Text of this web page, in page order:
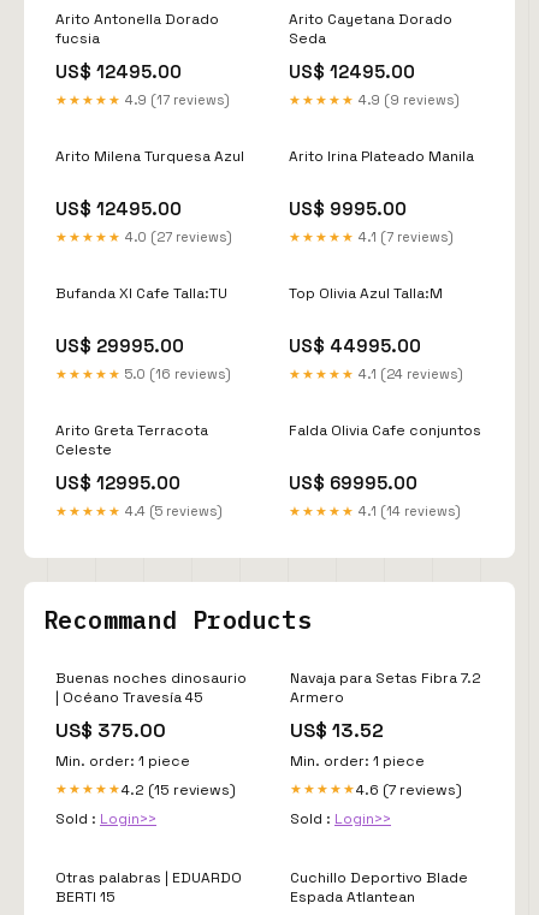
Arito Antonella Dorado
fucsia
US$ 12495.00
★★★★★ 4.9 (17 reviews)
Arito Cayetana Dorado
Seda
US$ 12495.00
★★★★★ 4.9 (9 reviews)
Arito Milena Turquesa Azul
US$ 12495.00
★★★★★ 4.0 (27 reviews)
Arito Irina Plateado Manila
US$ 9995.00
★★★★★ 4.1 (7 reviews)
Bufanda Xl Cafe Talla:TU
US$ 29995.00
★★★★★ 5.0 (16 reviews)
Top Olivia Azul Talla:M
US$ 44995.00
★★★★★ 4.1 (24 reviews)
Arito Greta Terracota
Celeste
US$ 12995.00
★★★★★ 4.4 (5 reviews)
Falda Olivia Cafe conjuntos
US$ 69995.00
★★★★★ 4.1 (14 reviews)
Recommand Products
Buenas noches dinosaurio
| Océano Travesía 45
US$ 375.00
Min. order: 1 piece
★★★★★4.2 (15 reviews)
Sold : Login>>
Navaja para Setas Fibra 7.2
Armero
US$ 13.52
Min. order: 1 piece
★★★★★4.6 (7 reviews)
Sold : Login>>
Otras palabras | EDUARDO
BERTI 15
Cuchillo Deportivo Blade
Espada Atlantean